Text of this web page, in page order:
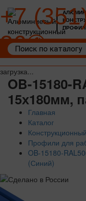
загрузка...
+7
36
OB-15180-
15х180мм,
Главная
Каталог
Профили для
OB-15180-
(Синий)